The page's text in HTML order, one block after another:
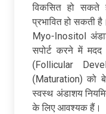
विकसित हो सकते
प्रभावित हो सकती है।
Myo-Inositol
सपोर्ट करने में
(Follicular
(Maturation) को
स्वस्थ अंडाशय
के लिए आवश्यक हैं।